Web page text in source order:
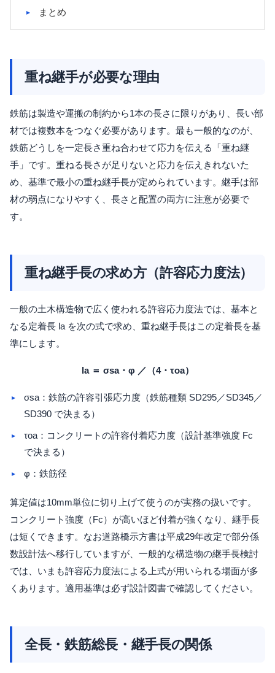
まとめ
重ね継手が必要な理由
鉄筋は製造や運搬の制約から1本の長さに限りがあり、長い部
材では複数本をつなぐ必要があります。最も一般的なのが、
鉄筋どうしを一定長さ重ね合わせて応力を伝える「重ね継
手」です。重ねる長さが足りないと応力を伝えきれないた
め、基準で最小の重ね継手長が定められています。継手は部
材の弱点になりやすく、長さと配置の両方に注意が必要で
す。
重ね継手長の求め方（許容応力度法）
一般の土木構造物で広く使われる許容応力度法では、基本と
なる定着長 la を次の式で求め、重ね継手長はこの定着長を基
準にします。
la ＝ σsa・φ ／（4・τoa）
σsa：鉄筋の許容引張応力度（鉄筋種類 SD295／SD345／
SD390 で決まる）
τoa：コンクリートの許容付着応力度（設計基準強度 Fc
で決まる）
φ：鉄筋径
算定値は10mm単位に切り上げて使うのが実務の扱いです。
コンクリート強度（Fc）が高いほど付着が強くなり、継手長
は短くできます。なお道路橋示方書は平成29年改定で部分係
数設計法へ移行していますが、一般的な構造物の継手長検討
では、いまも許容応力度法による上式が用いられる場面が多
くあります。適用基準は必ず設計図書で確認してください。
全長・鉄筋総長・継手長の関係